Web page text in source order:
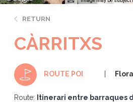
RETURN
CÀRRITXS
ROUTE POI Flora
Route: Itinerari entre barraques